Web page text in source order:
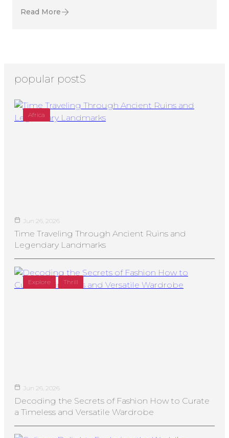
Read More
popular postS
Africa
Jun 26, 2026
Time Traveling Through Ancient Ruins and
Legendary Landmarks
Explore Thrill
Jun 26, 2026
Decoding the Secrets of Fashion How to Curate
a Timeless and Versatile Wardrobe